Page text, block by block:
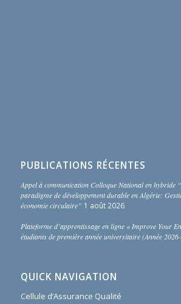
PUBLICATIONS RÉCENTES
Appel à communication Colloque National en hybride
paradigme de développement durable en Algérie:
économie circulaire” 1 août 2026
Plateforme d’apprentissage en ligne « Improve Your
étudiants de première année universitaire (Année
QUICK NAVIGATION
Cellule d’Assurance Qualité